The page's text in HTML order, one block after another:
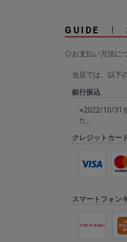
GUIDE
◎お支払い方法に
当店では、以下
銀行振込
※2022/10/31
た。
クレジットカー
スマートフォン